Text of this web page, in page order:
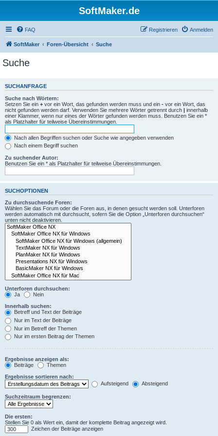
SoftMaker.de
FAQ Anmelden
Registrieren
SoftMaker Foren-Übersicht Suche
Suche
SUCHANFRAGE
Suche nach Wörtern:
Setzen Sie ein + vor ein Wort, das gefunden werden muss und ein - vor ein Wort, das
nicht gefunden werden darf. Verwenden Sie mehrere Wörter getrennt durch | innerhalb
einer Klammer, wenn nur eines der Wörter gefunden werden muss. Benutzen Sie ein *
als Platzhalter für teilweise Übereinstimmungen.
Nach allen Begriffen suchen oder Suche wie angegeben verwenden
Nach einem Begriff suchen
Zu suchender Autor:
Benutzen Sie ein * als Platzhalter für teilweise Übereinstimmungen.
SUCHOPTIONEN
Zu durchsuchende Foren:
Wählen Sie das Forum oder die Foren aus, in denen gesucht werden soll. Unterforen
werden automatisch mit durchsucht, sofern Sie die Option „Unterforen durchsuchen“
unten nicht deaktivieren.
Unterforen durchsuchen:
Ja
Nein
Innerhalb suchen:
Betreff und Text der Beiträge
Nur im Text der Beiträge
Nur im Betreff der Themen
Nur im ersten Beitrag der Themen
Ergebnisse anzeigen als:
Beiträge
Themen
Ergebnisse sortieren nach:
Aufsteigend
Absteigend
Suchzeitraum begrenzen:
Die ersten:
Stellen Sie 0 als Wert ein, damit der komplette Beitrag angezeigt wird.
Zeichen der Beiträge anzeigen